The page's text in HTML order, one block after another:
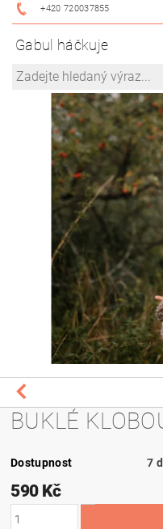
+420 720037855
Gabul háčkuje
BUKLÉ
Dostupnost 7
590 Kč